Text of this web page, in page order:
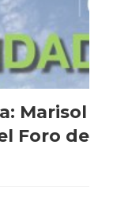
Marisol
Foro de